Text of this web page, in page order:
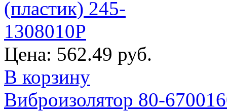
Цена: 562.49 руб.
В корзину
Виброизолятор 80-